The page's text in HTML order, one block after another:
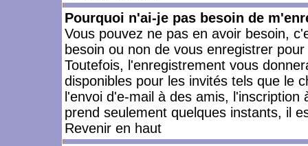
Pourquoi n'ai-je pas besoin de
Vous pouvez ne pas en avoir besoin,
besoin ou non de vous enregistrer
Toutefois, l'enregistrement vous
disponibles pour les invités tels que le
l'envoi d'e-mail à des amis,
prend seulement quelques instants, il
Revenir en haut